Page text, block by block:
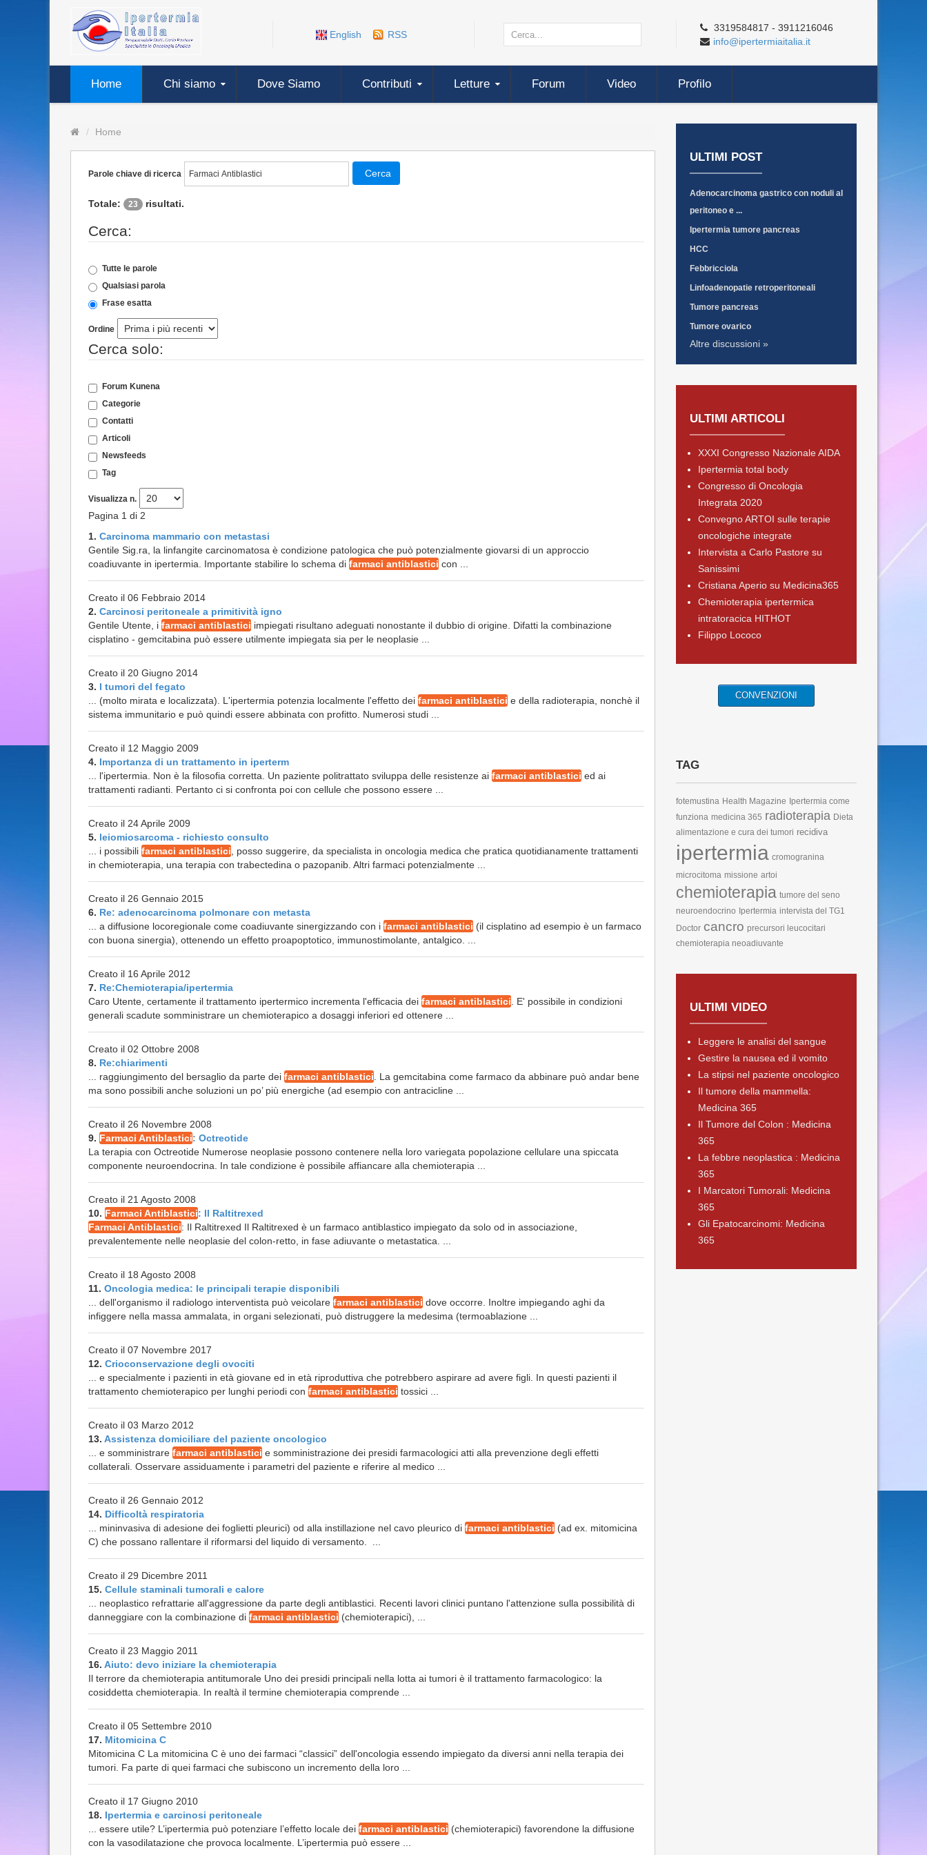
English RSS
3319584817 - 3911216046
info@ipertermiaitalia.it
Home Chi siamo Dove Siamo Contributi Letture Forum Video Profilo
Home
Parole chiave di ricerca Cerca
Totale: 23 risultati.
Cerca:
Tutte le parole
Qualsiasi parola
Frase esatta
Ordine
Cerca solo:
Forum Kunena
Categorie
Contatti
Articoli
Newsfeeds
Tag
Visualizza n.
Pagina 1 di 2
1. Carcinoma mammario con metastasi
Gentile Sig.ra, la linfangite carcinomatosa è condizione patologica che può potenzialmente giovarsi di un approccio
coadiuvante in ipertermia. Importante stabilire lo schema di farmaci antiblastici con ...
Creato il 06 Febbraio 2014
2. Carcinosi peritoneale a primitività igno
Gentile Utente, i farmaci antiblastici impiegati risultano adeguati nonostante il dubbio di origine. Difatti la combinazione
cisplatino - gemcitabina può essere utilmente impiegata sia per le neoplasie ...
Creato il 20 Giugno 2014
3. I tumori del fegato
... (molto mirata e localizzata). L'ipertermia potenzia localmente l'effetto dei farmaci antiblastici e della radioterapia, nonchè il
sistema immunitario e può quindi essere abbinata con profitto. Numerosi studi ...
Creato il 12 Maggio 2009
4. Importanza di un trattamento in iperterm
... l'ipertermia. Non è la filosofia corretta. Un paziente politrattato sviluppa delle resistenze ai farmaci antiblastici ed ai
trattamenti radianti. Pertanto ci si confronta poi con cellule che possono essere ...
Creato il 24 Aprile 2009
5. leiomiosarcoma - richiesto consulto
... i possibili farmaci antiblastici , posso suggerire, da specialista in oncologia medica che pratica quotidianamente trattamenti
in chemioterapia, una terapia con trabectedina o pazopanib. Altri farmaci potenzialmente ...
Creato il 26 Gennaio 2015
6. Re: adenocarcinoma polmonare con metasta
... a diffusione locoregionale come coadiuvante sinergizzando con i farmaci antiblastici (il cisplatino ad esempio è un farmaco
con buona sinergia), ottenendo un effetto proapoptotico, immunostimolante, antalgico. ...
Creato il 16 Aprile 2012
7. Re:Chemioterapia/ipertermia
Caro Utente, certamente il trattamento ipertermico incrementa l'efficacia dei farmaci antiblastici . E' possibile in condizioni
generali scadute somministrare un chemioterapico a dosaggi inferiori ed ottenere ...
Creato il 02 Ottobre 2008
8. Re:chiarimenti
... raggiungimento del bersaglio da parte dei farmaci antiblastici . La gemcitabina come farmaco da abbinare può andar bene
ma sono possibili anche soluzioni un po’ più energiche (ad esempio con antracicline ...
Creato il 26 Novembre 2008
9. Farmaci Antiblastici: Octreotide
La terapia con Octreotide Numerose neoplasie possono contenere nella loro variegata popolazione cellulare una spiccata
componente neuroendocrina. In tale condizione è possibile affiancare alla chemioterapia ...
Creato il 21 Agosto 2008
10. Farmaci Antiblastici: Il Raltitrexed
Farmaci Antiblastici: Il Raltitrexed Il Raltitrexed è un farmaco antiblastico impiegato da solo od in associazione,
prevalentemente nelle neoplasie del colon-retto, in fase adiuvante o metastatica. ...
Creato il 18 Agosto 2008
11. Oncologia medica: le principali terapie disponibili
... dell'organismo il radiologo interventista può veicolare farmaci antiblastici dove occorre. Inoltre impiegando aghi da
infiggere nella massa ammalata, in organi selezionati, può distruggere la medesima (termoablazione ...
Creato il 07 Novembre 2017
12. Crioconservazione degli ovociti
... e specialmente i pazienti in età giovane ed in età riproduttiva che potrebbero aspirare ad avere figli. In questi pazienti il
trattamento chemioterapico per lunghi periodi con farmaci antiblastici tossici ...
Creato il 03 Marzo 2012
13. Assistenza domiciliare del paziente oncologico
... e somministrare farmaci antiblastici e somministrazione dei presidi farmacologici atti alla prevenzione degli effetti
collaterali. Osservare assiduamente i parametri del paziente e riferire al medico ...
Creato il 26 Gennaio 2012
14. Difficoltà respiratoria
... mininvasiva di adesione dei foglietti pleurici) od alla instillazione nel cavo pleurico di farmaci antiblastici (ad ex. mitomicina
C) che possano rallentare il riformarsi del liquido di versamento. ...
Creato il 29 Dicembre 2011
15. Cellule staminali tumorali e calore
... neoplastico refrattarie all'aggressione da parte degli antiblastici. Recenti lavori clinici puntano l'attenzione sulla possibilità di
danneggiare con la combinazione di farmaci antiblastici (chemioterapici), ...
Creato il 23 Maggio 2011
16. Aiuto: devo iniziare la chemioterapia
Il terrore da chemioterapia antitumorale Uno dei presidi principali nella lotta ai tumori è il trattamento farmacologico: la
cosiddetta chemioterapia. In realtà il termine chemioterapia comprende ...
Creato il 05 Settembre 2010
17. Mitomicina C
Mitomicina C La mitomicina C è uno dei farmaci “classici” dell'oncologia essendo impiegato da diversi anni nella terapia dei
tumori. Fa parte di quei farmaci che subiscono un incremento della loro ...
Creato il 17 Giugno 2010
18. Ipertermia e carcinosi peritoneale
... essere utile? L’ipertermia può potenziare l’effetto locale dei farmaci antiblastici (chemioterapici) favorendone la diffusione
con la vasodilatazione che provoca localmente. L’ipertermia può essere ...
ULTIMI POST
Adenocarcinoma gastrico con noduli al
peritoneo e ...
Ipertermia tumore pancreas
HCC
Febbricciola
Linfoadenopatie retroperitoneali
Tumore pancreas
Tumore ovarico
Altre discussioni »
ULTIMI ARTICOLI
XXXI Congresso Nazionale AIDA
Ipertermia total body
Congresso di Oncologia
Integrata 2020
Convegno ARTOI sulle terapie
oncologiche integrate
Intervista a Carlo Pastore su
Sanissimi
Cristiana Aperio su Medicina365
Chemioterapia ipertermica
intratoracica HITHOT
Filippo Lococo
CONVENZIONI
TAG
fotemustina Health Magazine Ipertermia come
funziona medicina 365 radioterapia Dieta
alimentazione e cura dei tumori recidiva
ipertermia cromogranina
microcitoma missione artoi
chemioterapia tumore del seno
neuroendocrino Ipertermia intervista del TG1
Doctor cancro precursori leucocitari
chemioterapia neoadiuvante
ULTIMI VIDEO
Leggere le analisi del sangue
Gestire la nausea ed il vomito
La stipsi nel paziente oncologico
Il tumore della mammella:
Medicina 365
Il Tumore del Colon : Medicina
365
La febbre neoplastica : Medicina
365
I Marcatori Tumorali: Medicina
365
Gli Epatocarcinomi: Medicina
365